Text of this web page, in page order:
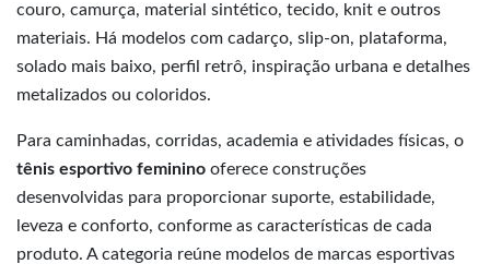
couro, camurça, material sintético, tecido, knit e outros
materiais. Há modelos com cadarço, slip-on, plataforma,
solado mais baixo, perfil retrô, inspiração urbana e detalhes
metalizados ou coloridos.
Para caminhadas, corridas, academia e atividades físicas, o
tênis esportivo feminino oferece construções
desenvolvidas para proporcionar suporte, estabilidade,
leveza e conforto, conforme as características de cada
produto. A categoria reúne modelos de marcas esportivas